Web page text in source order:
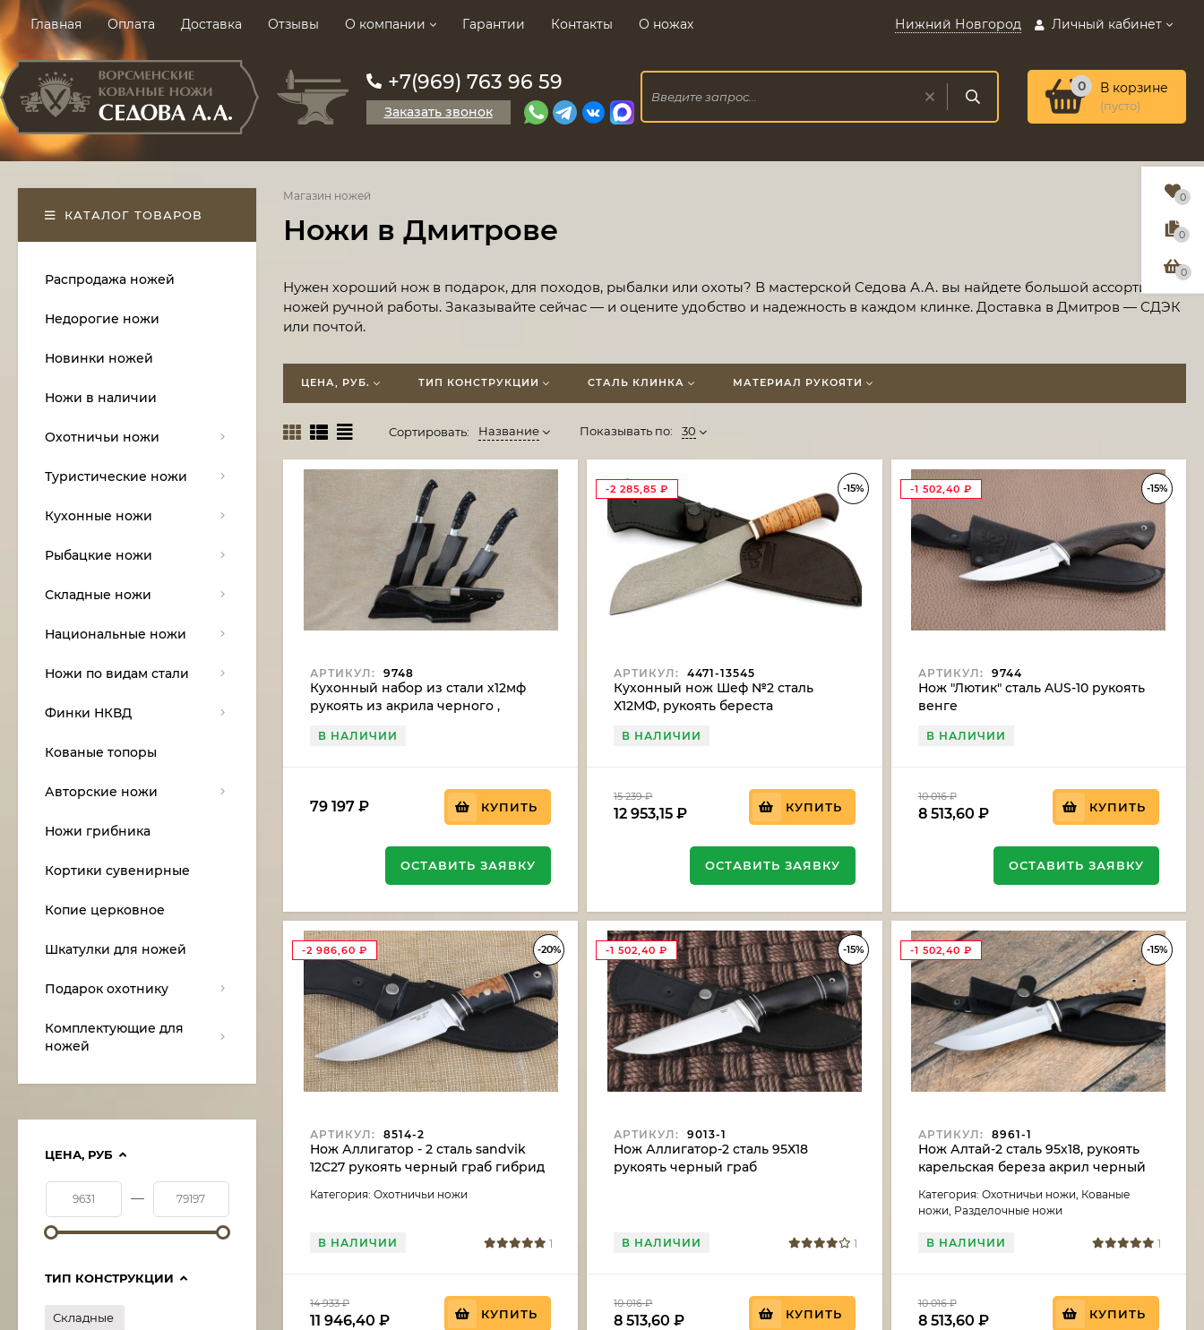
Главная Оплата Доставка Отзывы О компании Гарантии Контакты О ножах Нижний Новгород Личный кабинет
+7(969) 763 96 59
Заказать звонок
0 В корзине
(пусто)
Магазин ножей
Ножи в Дмитрове
​Нужен хороший нож в подарок, для походов, рыбалки или охоты? В мастерской Седова А.А. вы найдете большой ассортимент
ножей ручной работы. Заказывайте сейчас — и оцените удобство и надежность в каждом клинке. Доставка в Дмитров — СДЭК
или почтой.
ЦЕНА, РУБ. ТИП КОНСТРУКЦИИ СТАЛЬ КЛИНКА МАТЕРИАЛ РУКОЯТИ
Сортировать: Название Показывать по: 30
АРТИКУЛ: 9748
Кухонный набор из стали х12мф
рукоять из акрила черного ,
В НАЛИЧИИ
79 197 ₽ КУПИТЬ
ОСТАВИТЬ ЗАЯВКУ
-15%
-2 285,85₽
АРТИКУЛ: 4471-13545
Кухонный нож Шеф №2 сталь
Х12МФ, рукоять береста
В НАЛИЧИИ
15 239₽
12 953,15₽ КУПИТЬ
ОСТАВИТЬ ЗАЯВКУ
-15%
-1 502,40 ₽
АРТИКУЛ: 9744
Нож "Лютик" сталь AUS-10 рукоять
венге
В НАЛИЧИИ
10 016₽
8 513,60 ₽ КУПИТЬ
ОСТАВИТЬ ЗАЯВКУ
-20%
-2 986,60 ₽
АРТИКУЛ: 8514-2
Нож Аллигатор - 2 сталь sandvik
12C27 рукоять черный граб гибрид
Категория: Охотничьи ножи
В НАЛИЧИИ 1
14 933₽
11 946,40 ₽ КУПИТЬ
-15%
-1 502,40₽
АРТИКУЛ: 9013-1
Нож Аллигатор-2 сталь 95Х18
рукоять черный граб
В НАЛИЧИИ 1
10 016₽
8 513,60₽ КУПИТЬ
-15%
-1 502,40 ₽
АРТИКУЛ: 8961-1
Нож Алтай-2 сталь 95х18, рукоять
карельская береза акрил черный
Категория: Охотничьи ножи, Кованые
ножи, Разделочные ножи
В НАЛИЧИИ 1
10 016₽
8 513,60 ₽ КУПИТЬ
КАТАЛОГ ТОВАРОВ
Распродажа ножей
Недорогие ножи
Новинки ножей
Ножи в наличии
Охотничьи ножи
Туристические ножи
Кухонные ножи
Рыбацкие ножи
Складные ножи
Национальные ножи
Ножи по видам стали
Финки НКВД
Кованые топоры
Авторские ножи
Ножи грибника
Кортики сувенирные
Копие церковное
Шкатулки для ножей
Подарок охотнику
Комплектующие для
ножей
ЦЕНА, РУБ
—
ТИП КОНСТРУКЦИИ
Складные
0
0
0